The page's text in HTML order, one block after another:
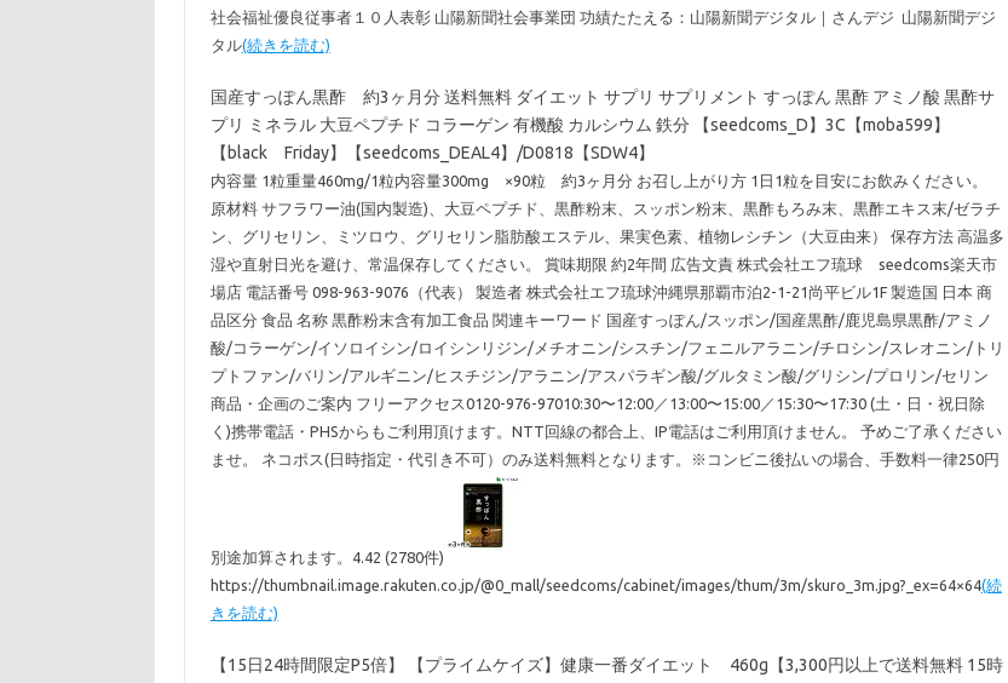
社会福祉優良従事者１０人表彰 山陽新聞社会事業団 功績たたえる：山陽新聞デジタル｜さんデジ 山陽新聞デジ
タル(続きを読む)
国産すっぽん黒酢 約3ヶ月分 送料無料 ダイエット サプリ サプリメント すっぽん 黒酢 アミノ酸 黒酢サ
プリ ミネラル 大豆ペプチド コラーゲン 有機酸 カルシウム 鉄分 【seedcoms_D】3C【moba599】
【black Friday】【seedcoms_DEAL4】/D0818【SDW4】
内容量 1粒重量460mg/1粒内容量300mg ×90粒 約3ヶ月分 お召し上がり方 1日1粒を目安にお飲みください。
原材料 サフラワー油(国内製造)、大豆ペプチド、黒酢粉末、スッポン粉末、黒酢もろみ末、黒酢エキス末/ゼラチ
ン、グリセリン、ミツロウ、グリセリン脂肪酸エステル、果実色素、植物レシチン（大豆由来） 保存方法 高温多
湿や直射日光を避け、常温保存してください。 賞味期限 約2年間 広告文責 株式会社エフ琉球 seedcoms楽天市
場店 電話番号 098-963-9076（代表） 製造者 株式会社エフ琉球沖縄県那覇市泊2-1-21尚平ビル1F 製造国 日本 商
品区分 食品 名称 黒酢粉末含有加工食品 関連キーワード 国産すっぽん/スッポン/国産黒酢/鹿児島県黒酢/アミノ
酸/コラーゲン/イソロイシン/ロイシンリジン/メチオニン/シスチン/フェニルアラニン/チロシン/スレオニン/トリ
プトファン/バリン/アルギニン/ヒスチジン/アラニン/アスパラギン酸/グルタミン酸/グリシン/プロリン/セリン
商品・企画のご案内 フリーアクセス0120-976-97010:30〜12:00／13:00〜15:00／15:30〜17:30 (土・日・祝日除
く)携帯電話・PHSからもご利用頂けます。NTT回線の都合上、IP電話はご利用頂けません。 予めご了承ください
ませ。 ネコポス(日時指定・代引き不可）のみ送料無料となります。※コンビニ後払いの場合、手数料一律250円
別途加算されます。4.42 (2780件)
https://thumbnail.image.rakuten.co.jp/@0_mall/seedcoms/cabinet/images/thum/3m/skuro_3m.jpg?_ex=64×64(続
きを読む)
【15日24時間限定P5倍】 【プライムケイズ】健康一番ダイエット 460g【3,300円以上で送料無料 15時